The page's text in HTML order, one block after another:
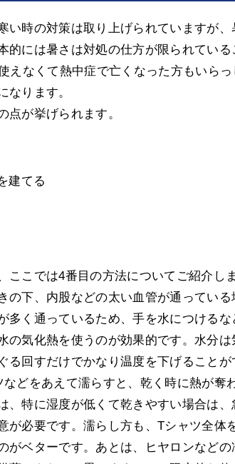
い時の対策は取り上げられていますが、
的には暑さは対処の仕方が限られている
えなくて熱中症で亡くなった方もいらっ
なります。
点が挙げられます。
建てる
こでは4番目の方法についてご紹介し
の下、内股などの太い血管が通っている
多く通っているため、手を水につけるな
の気化熱を使うのが効果的です。水分は
回すだけでかなり温度を下げることが
どをあえて濡らすと、乾く時に熱が奪
、特に湿度が低くて乾きやすい場合は、
が必要です。濡らし方も、Tシャツ全体
がベターです。あとは、ヒヤロンなどの